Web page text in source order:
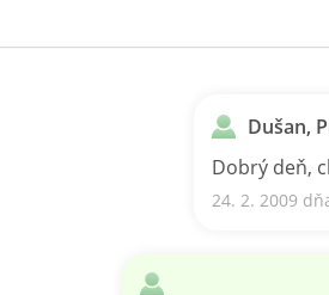
Dušan,
Dobrý deň,
24. 2. 2009